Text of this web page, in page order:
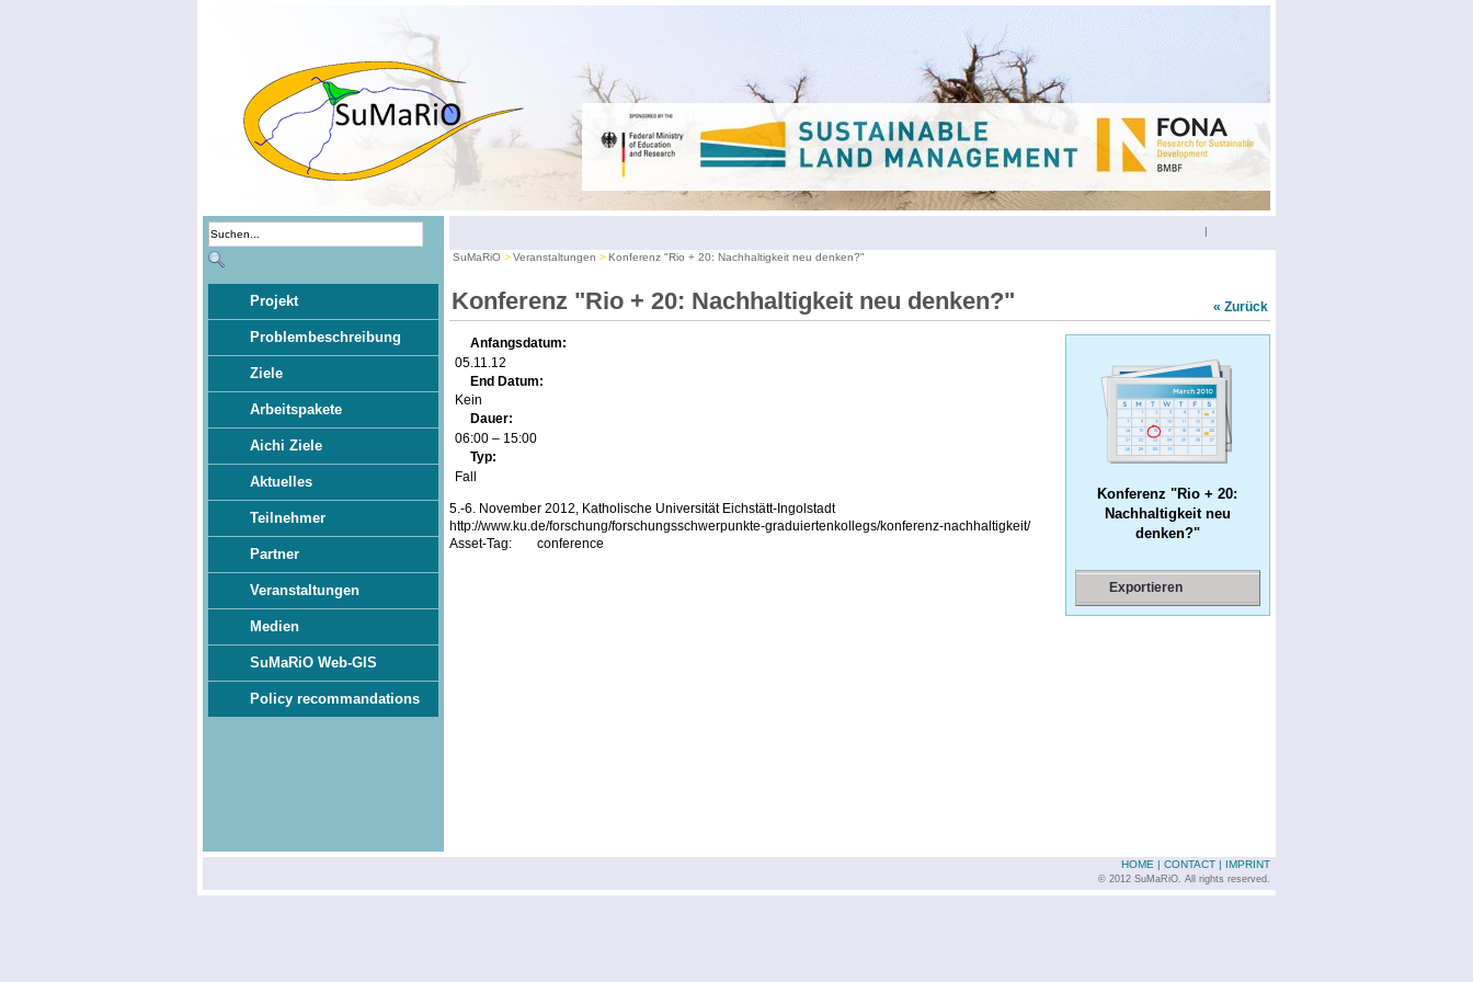
Projekt
Problembeschreibung
Ziele
Arbeitspakete
Aichi Ziele
Aktuelles
Teilnehmer
Partner
Veranstaltungen
Medien
SuMaRiO Web-GIS
Policy recommandations
|
SuMaRiO Veranstaltungen Konferenz "Rio + 20: Nachhaltigkeit neu denken?"
« Zurück
Konferenz "Rio + 20: Nachhaltigkeit neu denken?"
Anfangsdatum:
05.11.12
End Datum:
Kein
Dauer:
06:00 – 15:00
Typ:
Fall
5.-6. November 2012, Katholische Universität Eichstätt-Ingolstadt
http://www.ku.de/forschung/forschungsschwerpunkte-graduiertenkollegs/konferenz-nachhaltigkeit/
Asset-Tag:
conference
Konferenz "Rio + 20:
Nachhaltigkeit neu
denken?"
Exportieren
IMPRINT
CONTACT
HOME
© 2012 SuMaRiO. All rights reserved.